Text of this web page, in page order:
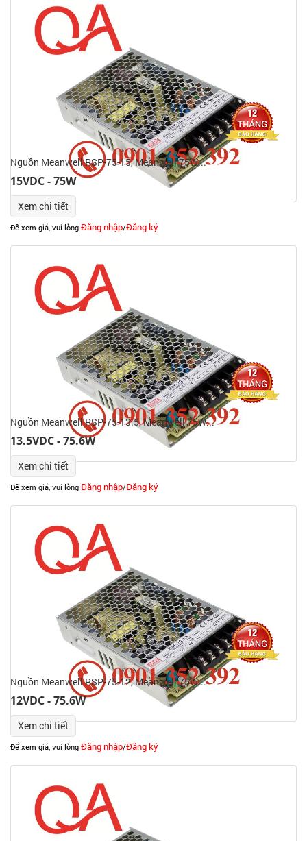
Nguồn Meanwell RSP-75-15, Meanwell 75W...
15VDC - 75W
Xem chi tiết
Để xem giá, vui lòng Đăng nhập/Đăng ký
Nguồn Meanwell RSP-75-13.5, Meanwell 75W...
13.5VDC - 75.6W
Xem chi tiết
Để xem giá, vui lòng Đăng nhập/Đăng ký
Nguồn Meanwell RSP-75-12, Meanwell 75W...
12VDC - 75.6W
Xem chi tiết
Để xem giá, vui lòng Đăng nhập/Đăng ký